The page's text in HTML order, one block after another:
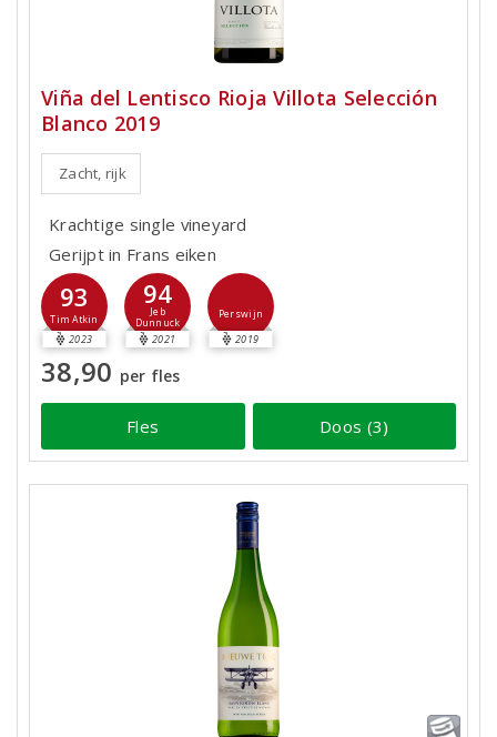
Viña del Lentisco Rioja Villota Selección
Blanco 2019
Zacht, rijk
Krachtige single vineyard
Gerijpt in Frans eiken
93
Tim Atkin
2023
94
Jeb
Dunnuck
2021
Perswijn
2019
38,90 per fles
Fles Doos (3)